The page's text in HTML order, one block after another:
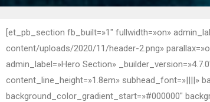
[et_pb_section fb_built=»1″ fullwidth=»on»
content/uploads/2020/11/header-2.png»
admin_label=»Hero Section»
content_line_height=»1.8em» subhead_font=»||||»
background_color_gradient_start=»#000000″